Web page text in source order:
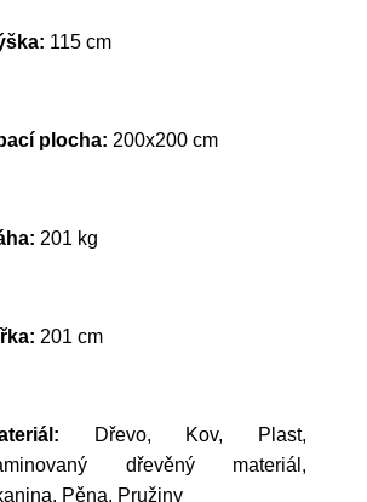
115 cm
plocha: 200x200 cm
201 kg
201 cm
Dřevo, Kov, Plast,
dřevěný materiál,
Pěna, Pružiny